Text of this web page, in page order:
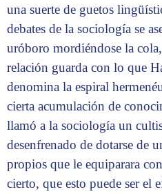
una suerte de guetos
debates de la sociología se
uróboro mordiéndose la
relación guarda con lo que
denomina la espiral
cierta acumulación de
llamó a la sociología un
desenfrenado de dotarse de
propios que le equiparara
cierto, que esto puede ser el